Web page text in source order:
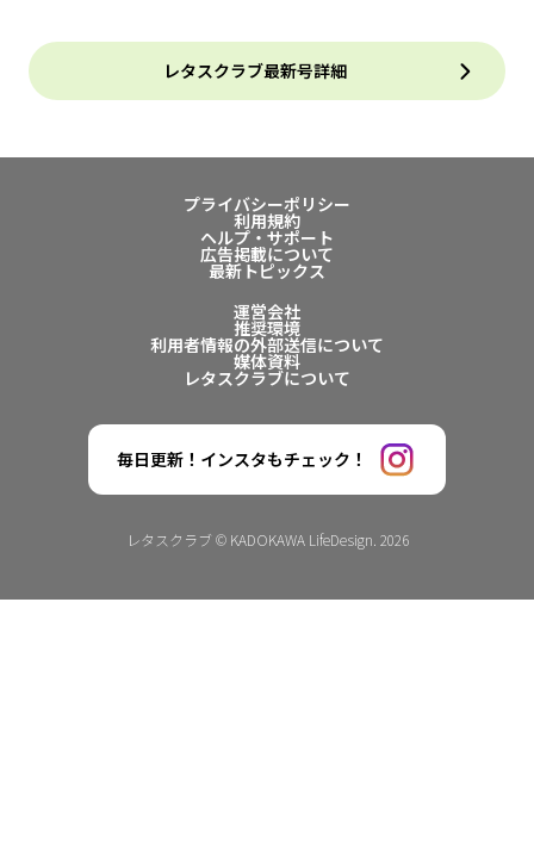
レタスクラブ最新号詳細
プライバシーポリシー
利用規約
ヘルプ・サポート
広告掲載について
最新トピックス
運営会社
推奨環境
利用者情報の外部送信について
媒体資料
レタスクラブについて
毎日更新！インスタもチェック！
レタスクラブ © KADOKAWA LifeDesign. 2026